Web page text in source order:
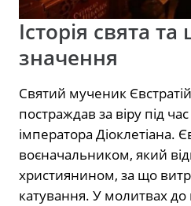
Історія свята
значення
Святий мученик Євстратій
постраждав за віру під
імператора Діоклетіана.
воєначальником, який
християнином, за що
катування. У молитвах до